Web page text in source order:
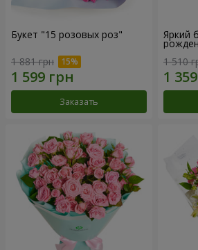
Букет "15 розовых роз"
1 881 грн
Заказать
Яркий
1 510